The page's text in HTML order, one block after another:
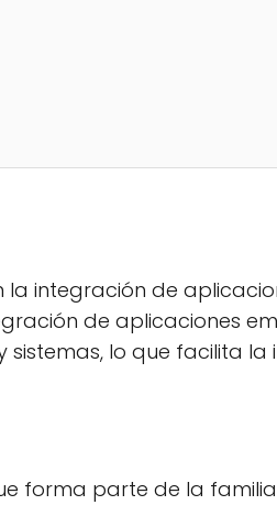
integración de
de aplicaciones
lo que facilita la
forma parte de la